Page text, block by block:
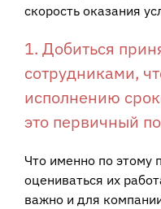
скорость оказания
1. Добиться
сотрудниками,
исполнению
это первичный
Что именно по этому
оцениваться их
важно и для